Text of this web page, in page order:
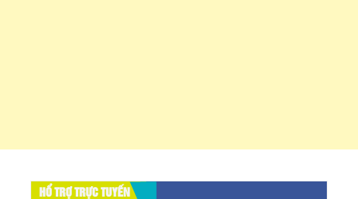
HỔ TRỢ TRỰC TUYẾN